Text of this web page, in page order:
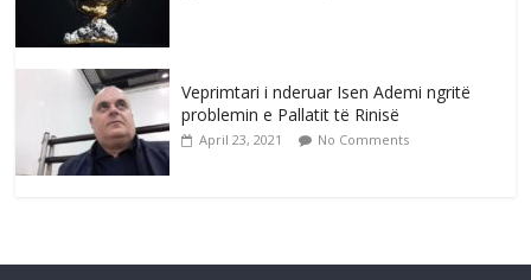
Veprimtari i nderuar Isen Ademi ngritë
problemin e Pallatit të Rinisë
April 23, 2021 No Comments